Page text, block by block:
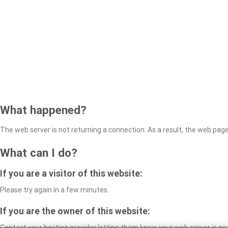
What happened?
The web server is not returning a connection. As a result, the web
What can I do?
If you are a visitor of this website:
Please try again in a few minutes.
If you are the owner of this website: